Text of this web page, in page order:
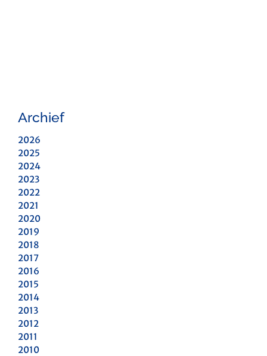
Archief
2026
2025
2024
2023
2022
2021
2020
2019
2018
2017
2016
2015
2014
2013
2012
2011
2010